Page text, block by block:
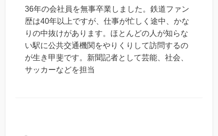
36年の会社員を無事卒業しました。鉄道ファン
歴は40年以上ですが、仕事が忙しく途中、かな
りの中抜けがあります。ほとんどの人が知らな
い駅に公共交通機関をやりくりして訪問するの
が生き甲斐です。新聞記者として芸能、社会、
サッカーなどを担当